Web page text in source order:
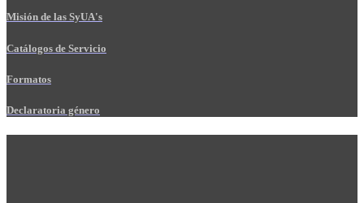
Misión de las SyUA's
Catálogos de Servicio
Formatos
Declaratoria género